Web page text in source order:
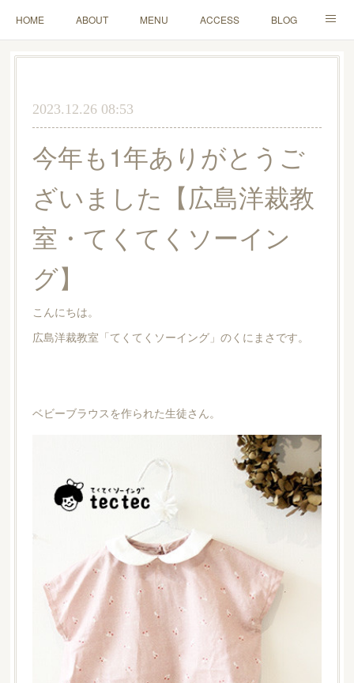
HOME ABOUT MENU ACCESS BLOG
MAIL
2023.12.26 08:53
今年も1年ありがとうご
ざいました【広島洋裁教
室・てくてくソーイン
グ】
こんにちは。
広島洋裁教室「てくてくソーイング」のくにまさです。
ベビーブラウスを作られた生徒さん。